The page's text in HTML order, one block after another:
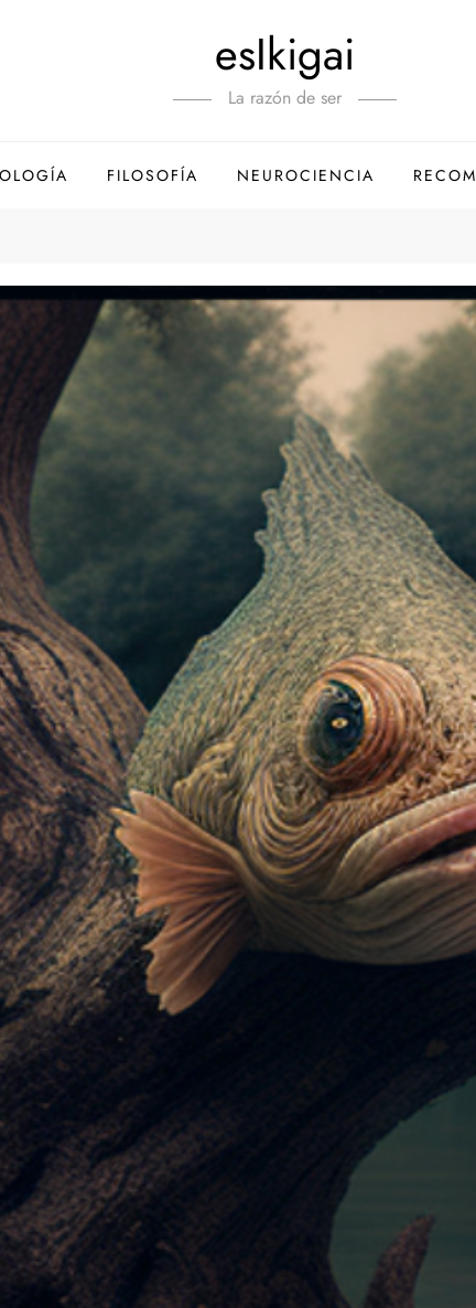
esIkigai
La razón de ser
FILOSOFÍA NEUROCIENCIA